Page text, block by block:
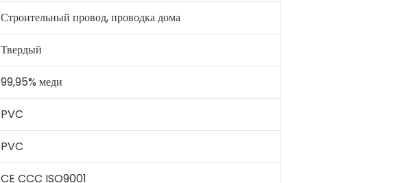
Строительный провод, проводка дома
Твердый
99,95% меди
PVC
PVC
CE CCC ISO9001